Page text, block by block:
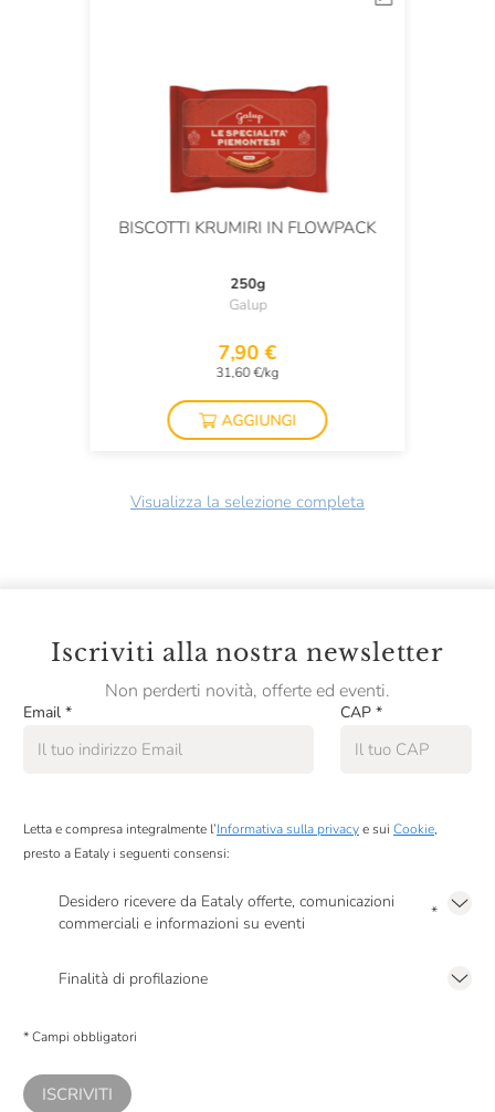
BISCOTTI KRUMIRI IN FLOWPACK
250g
Galup
7,90 €
31,60 €/kg
AGGIUNGI
Visualizza la selezione completa
Iscriviti alla nostra newsletter
Non perderti novità, offerte ed eventi.
Email * CAP *
Letta e compresa integralmente l’Informativa sulla privacye sui Cookie,
presto a Eataly i seguenti consensi:
Desidero ricevere da Eataly offerte, comunicazioni
commerciali e informazioni su eventi
*
Finalità di profilazione
comunicazioni commerciali personalizzate, in caso di consenso prestato ai
* Campi obbligatori
ISCRIVITI